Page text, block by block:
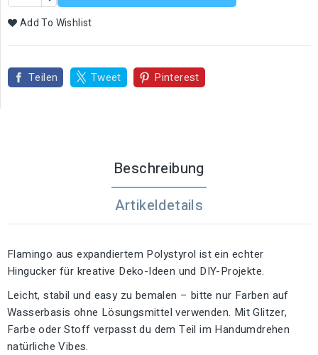
Add To Wishlist
Teilen Tweet Pinterest
Beschreibung
Artikeldetails
Flamingo aus expandiertem Polystyrol ist ein echter
Hingucker für kreative Deko-Ideen und DIY-Projekte.
Leicht, stabil und easy zu bemalen – bitte nur Farben auf
Wasserbasis ohne Lösungsmittel verwenden. Mit Glitzer,
Farbe oder Stoff verpasst du dem Teil im Handumdrehen
natürliche Vibes.